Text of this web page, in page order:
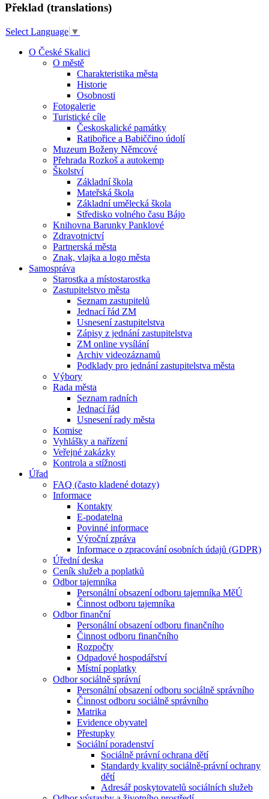
Překlad (translations)
Select Language ▼
O České Skalici
O městě
Charakteristika města
Historie
Osobnosti
Fotogalerie
Turistické cíle
Českoskalické památky
Ratibořice a Babiččino údolí
Muzeum Boženy Němcové
Přehrada Rozkoš a autokemp
Školství
Základní škola
Mateřská škola
Základní umělecká škola
Středisko volného času Bájo
Knihovna Barunky Panklové
Zdravotnictví
Partnerská města
Znak, vlajka a logo města
Samospráva
Starostka a místostarostka
Zastupitelstvo města
Seznam zastupitelů
Jednací řád ZM
Usnesení zastupitelstva
Zápisy z jednání zastupitelstva
ZM online vysílání
Archiv videozáznamů
Podklady pro jednání zastupitelstva města
Výbory
Rada města
Seznam radních
Jednací řád
Usnesení rady města
Komise
Vyhlášky a nařízení
Veřejné zakázky
Kontrola a stížnosti
Úřad
FAQ (často kladené dotazy)
Informace
Kontakty
E-podatelna
Povinné informace
Výroční zpráva
Informace o zpracování osobních údajů (GDPR)
Úřední deska
Ceník služeb a poplatků
Odbor tajemníka
Personální obsazení odboru tajemníka MěÚ
Činnost odboru tajemníka
Odbor finanční
Personální obsazení odboru finančního
Činnost odboru finančního
Rozpočty
Odpadové hospodářství
Místní poplatky
Odbor sociálně správní
Personální obsazení odboru sociálně správního
Činnost odboru sociálně správního
Matrika
Evidence obyvatel
Přestupky
Sociální poradenství
Sociálně právní ochrana dětí
Standardy kvality sociálně-právní ochrany
dětí
Adresář poskytovatelů sociálních služeb